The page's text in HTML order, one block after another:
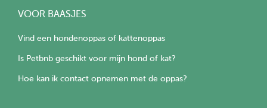
VOOR BAASJES
Vind een hondenoppas of kattenoppas
Is Petbnb geschikt voor mijn hond of kat?
Hoe kan ik contact opnemen met de oppas?